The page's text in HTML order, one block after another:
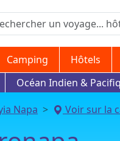
Camping Hôtels
Océan Indien &
Napa Voir sur la